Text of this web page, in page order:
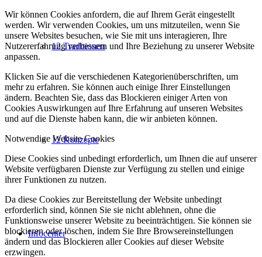
12 Traditionen
12 Konzepte
Infocenter
Wir können Cookies anfordern, die auf Ihrem Gerät eingestellt
werden. Wir verwenden Cookies, um uns mitzuteilen, wenn Sie
unsere Websites besuchen, wie Sie mit uns interagieren, Ihre
Nutzererfahrung verbessern und Ihre Beziehung zu unserer Website
anpassen.
Klicken Sie auf die verschiedenen Kategorienüberschriften, um
mehr zu erfahren. Sie können auch einige Ihrer Einstellungen
ändern. Beachten Sie, dass das Blockieren einiger Arten von
Cookies Auswirkungen auf Ihre Erfahrung auf unseren Websites
und auf die Dienste haben kann, die wir anbieten können.
Notwendige Website Cookies
Diese Cookies sind unbedingt erforderlich, um Ihnen die auf unserer
Website verfügbaren Dienste zur Verfügung zu stellen und einige
ihrer Funktionen zu nutzen.
Da diese Cookies zur Bereitstellung der Website unbedingt
erforderlich sind, können Sie sie nicht ablehnen, ohne die
Funktionsweise unserer Website zu beeinträchtigen. Sie können sie
blockieren oder löschen, indem Sie Ihre Browsereinstellungen
ändern und das Blockieren aller Cookies auf dieser Website
erzwingen.